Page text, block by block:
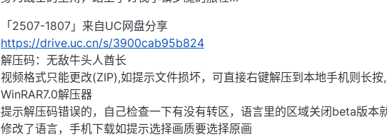
「2507-1807」来自UC网盘分享
https://drive.uc.cn/s/3900cab95b824
解压码：无敌牛头人酋长
视频格式只能更改(ZIP),如提示文件损坏，可直接右键解压到本地手机则长
WinRAR7.0解压器
提示解压码错误的，自己检查一下有没有转区，语言里的区域关闭beta版本
修改了语言，手机下载如提示选择画质要选择原画